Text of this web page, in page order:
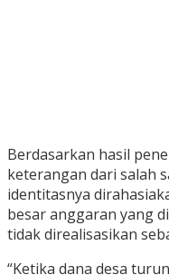
Berdasarkan hasil
keterangan dari salah
identitasnya
besar anggaran yang
tidak direalisasikan
“Ketika dana desa